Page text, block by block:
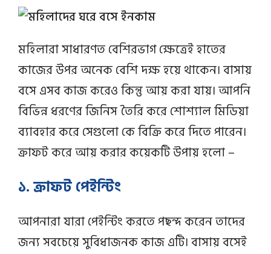
মহিলারা সাধারণত বেশিরভাগ ক্ষেত্রেই হাতের
কাজের উপর অনেক বেশি দক্ষ হয়ে থাকেন। বাসায়
বসে এসব কাজ করেও কিন্তু আয় করা যায়। আপনি
বিভিন্ন ধরণের জিনিস তৈরি করে শোশ্যাল মিডিয়া
ব্যাবহার করে সেগুলো কে বিক্রি করে দিতে পারেন।
ক্রাফট করে আয় করার কয়েকটি উপায় হলো –
১. ক্রাফট পেইন্টিং
আপনারা যারা পেইন্টিং করতে পছন্দ করেন তাদের
জন্য সবচেয়ে সুবিধাজনক কাজ এটি। বাসায় বসেই